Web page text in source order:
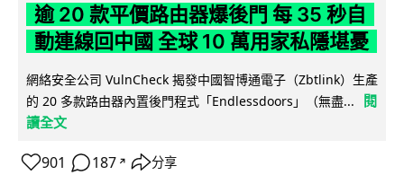
逾 20 款平價路由器爆後門 每 35 秒自
動連線回中國 全球 10 萬用家私隱堪憂
網絡安全公司 VulnCheck 揭發中國智博通電子（Zbtlink）生產
的 20 多款路由器內置後門程式「Endlessdoors」（無盡...
閱
讀全文
901 187 ↗ 分享